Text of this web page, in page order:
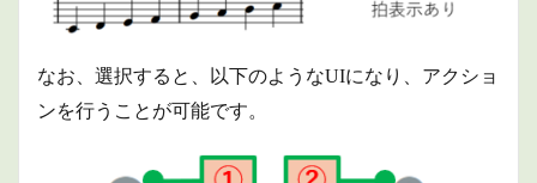
なお、選択すると、以下のようなUIになり、アクショ
ンを行うことが可能です。